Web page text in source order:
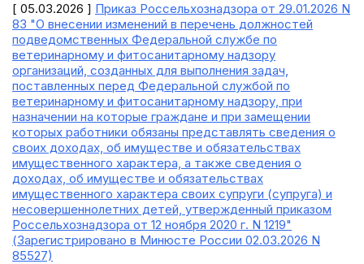
[ 05.03.2026 ] Приказ Россельхознадзора от 29.01.2026 N
83 "О внесении изменений в перечень должностей
подведомственных Федеральной службе по
ветеринарному и фитосанитарному надзору
организаций, созданных для выполнения задач,
поставленных перед Федеральной службой по
ветеринарному и фитосанитарному надзору, при
назначении на которые граждане и при замещении
которых работники обязаны представлять сведения о
своих доходах, об имуществе и обязательствах
имущественного характера, а также сведения о
доходах, об имуществе и обязательствах
имущественного характера своих супруги (супруга) и
несовершеннолетних детей, утвержденный приказом
Россельхознадзора от 12 ноября 2020 г. N 1219"
(Зарегистрировано в Минюсте России 02.03.2026 N
85527)